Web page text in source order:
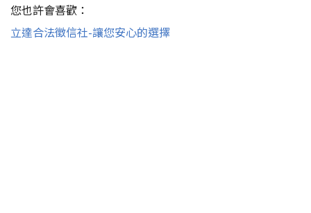
您也許會喜歡：
立達合法徵信社-讓您安心的選擇